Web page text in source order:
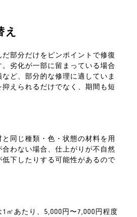
え
部分だけをピンポイントで修復
劣化が一部に留まっている場合
ど、部分的な修理に適していま
えられるだけでなく、期間も短
同じ種類・色・状態の材料を用
わない場合、仕上がりが不自然
下したりする可能性があるので
㎡あたり、5,000円〜7,000円程度